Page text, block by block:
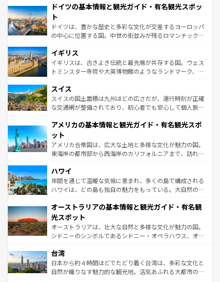
せる。地方によって風土や気候が異なるスペインはその個
ンテンツ一覧 を参照してほしい。
で、幅広い魅力が詰まっている。華麗な宮殿、歴史的な大
聖堂、美しいビーチ、そして豊かな自然が、訪れる者を心
から魅了する。また、フランスは美食の国としても知ら
れ、フランス料理はユネスコ無形文化遺産にも登録されて
香り高いラベンダー畑など、多彩な楽しみ方が可能だ。さ
らに、パリ以外の地域にも魅力が溢れており、どの街角に
も豊かな歴史と文化が息づいている。パリ以外の個性あふ
を参照してほしい。
ドイツの基本情報と観光ガイド・有名観光スポッ
ト
ドイツは、豊かな歴史と多彩な文化が交差するヨーロッパ
の中心に位置する国。中世の街並みが残るロマンチック街
顔を持つこの国は、どこを歩いても飽きることがない。ベ
ルリンの文化的活気、バイエルン州のアルプスの絶景、そ
してライン川沿いのワイン畑といった風景は必見。ビール
は、お酒好きな人にはぜひ体験してほしい。 なお、新着の
ドイツ情報はコンテンツ一覧を参照してほしい。
イギリス
イギリスは、古きよき伝統と最先端が共存する国。ウェス
トミンスター寺院や大英博物館のようなランドマーク、歴
リアごとに異なる魅力がある。また、優雅なアフタヌーン
ティー、ビール好きにはたまらない英国パブ、サッカー観
戦など、本場だからこそできる体験も豊富。イギリスを旅
ンツ一覧を参照してほしい。
スイス
スイスの国土面積は九州ほどの広さだが、運行時刻が正確
な交通網が整備されており、初心者でも安心して個人旅行
の建物がそのまま残る町や、スイスならではのユニークな
博物館もあり、アルプス観光だけでなく町歩きも満喫する
ことができる。国民の所得が高いため物価も高いが、旅行
者向けの交通パス提供のサービスもあり、うまく活用すれ
着のスイス情報は
アメリカの基本情報と観光ガイド・有名観光スポ
ット
アメリカ合衆国は、広大な土地と多様な文化が魅力の国。
東海岸の都市部から西海岸のカリフォルニアまで、訪れる
のような巨大都市は、観光、ショッピング、エンターテイ
ンメントが詰まった刺激的なスポットだ。一方、アメリカ
西部には大自然が広がり、グランドキャニオンやイエロー
部のニューオーリンズでは、音楽と美食が融合した独特の
文化が魅力。旅行者はアメリカの各地域で異なる魅力を楽
しみながら、その多様性と豊かな歴史を感じることができ
るだろう。車でのロードトリップや列車の旅も、アメリカ
情報は
ハワイ
年間を通じて温暖な気候に恵まれ、多くの島で構成される
ハワイは、どの島も独自の魅力をもっている。大自然の神
ワイ島は見逃せない。また、定番の観光地といえばオアフ
島だが、静かな自然を求めるならマウイ島やカウアイ島が
おすすめ。エメラルドグリーンに輝く海をはじめ、豊かな
文化や歴史が息づいている。「アロハスピリット」と呼ば
人々、おいしいローカルフードやハワイアンミュージッ
ク、伝統的なフラダンスなど、すべてがハワイの魅力を彩
っている。訪れるたびに新しい発見と感動が待っているハ
オーストラリアの基本情報と観光ガイド・有名観
光スポット
オーストラリアは、壮大な自然と多様な文化が魅力の国。
シドニーのシンボルであるシドニー・オペラハウス、オー
リアリーフや大陸中央部にそびえるウルル（エアーズロッ
ク）、タスマニアの美しい原生林やケアンズの熱帯雨林な
ど、見どころがたくさん。また、カフェやワイン、オージ
台湾
日本から約４時間ほどでたどり着く台湾は、多彩な文化と
自然が織りなす魅力的な観光地。活気あふれる大都市の台